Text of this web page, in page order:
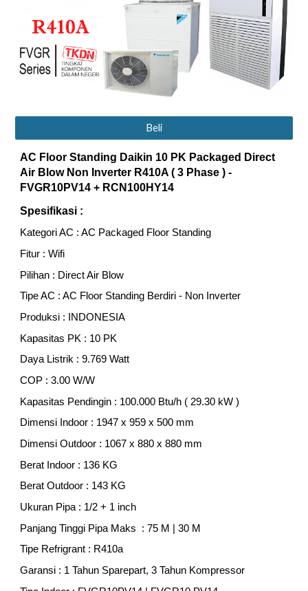
Beli
AC Floor Standing Daikin 10 PK Packaged Direct
Air Blow Non Inverter R410A ( 3 Phase ) -
FVGR10PV14 + RCN 100HY14
Spesifikasi :
Kategori AC : AC Packaged Floor Standing
Fitur : Wifi
Pilihan : Direct Air Blow
Tipe AC : AC Floor Standing Berdiri - Non Inverter
Produksi : INDONESIA
Kapasitas PK : 10 PK
Daya Listrik :9.769 Watt
COP : 3.00 W/W
Kapasitas Pendingin : 100.000 Btu/h ( 29.30 kW )
Dimensi Indoor : 1947 x 959 x 500 mm
Dimensi Outdoor : 1067 x880 x880 mm
Berat Indoor : 136 KG
Berat Outdoor : 143 KG
Ukuran Pipa : 1/2 + 1 inch
Panjang Tinggi Pipa Maks : 75 M | 30 M
Tipe Refrigrant : R410a
Garansi : 1 Tahun Sparepart, 3 Tahun Kompressor